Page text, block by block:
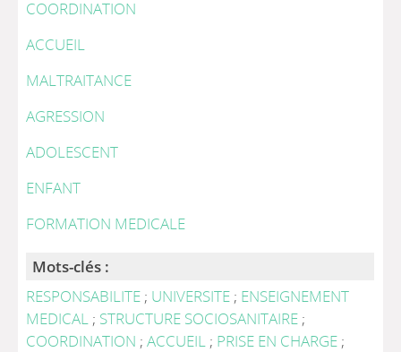
COORDINATION
ACCUEIL
MALTRAITANCE
AGRESSION
ADOLESCENT
ENFANT
FORMATION MEDICALE
Mots-clés :
RESPONSABILITE ; UNIVERSITE ; ENSEIGNEMENT
MEDICAL ; STRUCTURE SOCIOSANITAIRE ;
COORDINATION ;ACCUEIL ; PRISE EN CHARGE ;